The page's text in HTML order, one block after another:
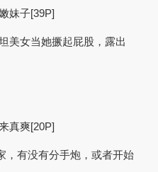
妹子[39P]
美女当她撅起屁股，露出
真爽[20P]
，有没有分手炮，或者开始